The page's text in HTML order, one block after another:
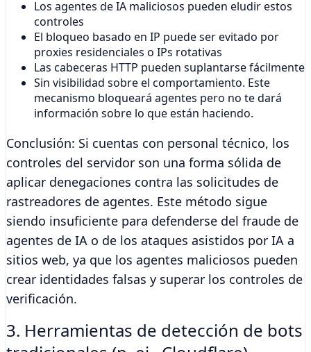
Los agentes de IA maliciosos pueden eludir estos
controles
El bloqueo basado en IP puede ser evitado por
proxies residenciales o IPs rotativas
Las cabeceras HTTP pueden suplantarse fácilmente
Sin visibilidad sobre el comportamiento. Este
mecanismo bloqueará agentes pero no te dará
información sobre lo que están haciendo.
Conclusión: Si cuentas con personal técnico, los
controles del servidor son una forma sólida de
aplicar denegaciones contra las solicitudes de
rastreadores de agentes. Este método sigue
siendo insuficiente para defenderse del fraude de
agentes de IA o de los ataques asistidos por IA a
sitios web, ya que los agentes maliciosos pueden
crear identidades falsas y superar los controles de
verificación.
3. Herramientas de detección de bots